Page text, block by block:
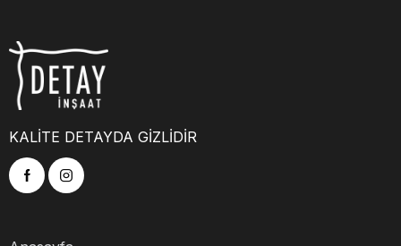
KALİTE DETAYDA GİZLİDİR